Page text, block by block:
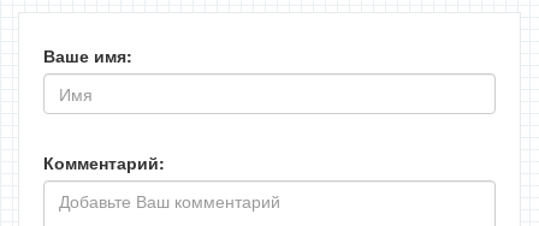
Ваше имя:
Комментарий: